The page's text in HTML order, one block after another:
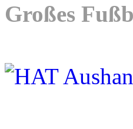
Großes